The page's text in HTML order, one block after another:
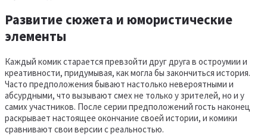
Развитие сюжета и юмористические
элементы
Каждый комик старается превзойти друг друга в остроумии и
креативности, придумывая, как могла бы закончиться история.
Часто предположения бывают настолько невероятными и
абсурдными, что вызывают смех не только у зрителей, но и у
самих участников. После серии предположений гость наконец
раскрывает настоящее окончание своей истории, и комики
сравнивают свои версии с реальностью.